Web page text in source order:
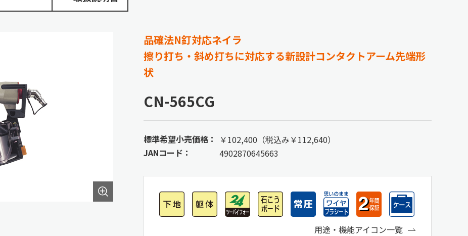
品確法N釘対応ネイラ
擦り打ち・斜め打ちに対応する新設計コンタクトアーム先端形
状
CN-565CG
標準希望小売価格：
￥102,400（税込み￥112,640）
JANコード：
4902870645663
用途・機能アイコン一覧